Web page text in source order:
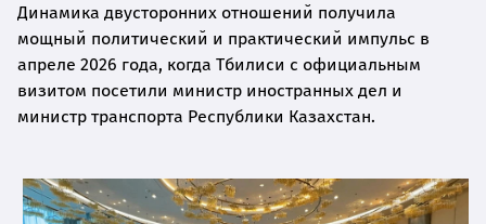
Динамика двусторонних отношений получила
мощный политический и практический импульс в
апреле 2026 года, когда Тбилиси с официальным
визитом посетили министр иностранных дел и
министр транспорта Республики Казахстан.